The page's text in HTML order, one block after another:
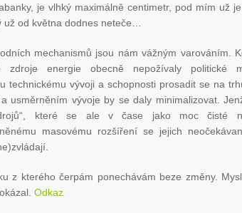
je vlhký maximálně centimetr, pod mím už
už od května dodnes neteče…
mechanismů jsou nám vážným varováním.
zdroje energie obecně nepožívaly politické
technickému vývoji a schopnosti prosadit se na
usměrněním vývoje by se daly minimalizovat.
které se ale v čase jako moc čisté
masovému rozšíření se jejich
z kterého čerpám ponechávám beze změny.
Odkaz